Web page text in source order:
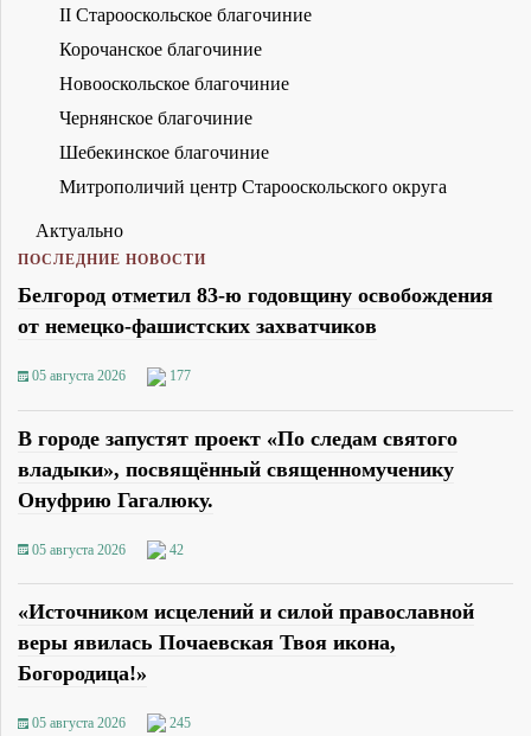
II Старооскольское благочиние
Корочанское благочиние
Новооскольское благочиние
Чернянское благочиние
Шебекинское благочиние
Митрополичий центр Старооскольского округа
Актуально
ПОСЛЕДНИЕ НОВОСТИ
Белгород отметил 83-ю годовщину освобождения
от немецко-фашистских захватчиков
05 августа 2026 177
В городе запустят проект «По следам святого
владыки», посвящённый священномученику
Онуфрию Гагалюку.
05 августа 2026 42
«Источником исцелений и силой православной
веры явилась Почаевская Твоя икона,
Богородица!»
05 августа 2026 245